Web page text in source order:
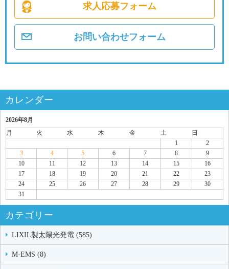
求人応募フォーム
お問い合わせフォーム
カレンダー
2026年8月
月
火 水 木 金 土
日
1
2
3
4 5 6 7 8
9
10
11 12 13 14 15
16
17
18 19 20 21 22
23
24
25 26 27 28 29
30
31
カテゴリー
LIXIL製太陽光発電 (585)
M-EMS (8)